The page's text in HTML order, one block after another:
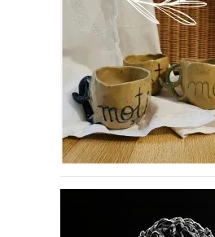
If you like movies, words and
mind games, then this is the
book for you. Take the
challenge of creating your
own acrostics and describing
very letters of their titles!